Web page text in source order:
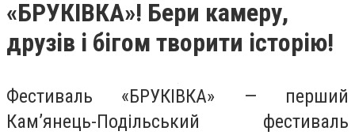
«БРУКІВКА»! Бери камеру,
друзів і бігом творити історію!
Фестиваль «БРУКІВКА» — перший
Кам’янець-Подільський фестиваль